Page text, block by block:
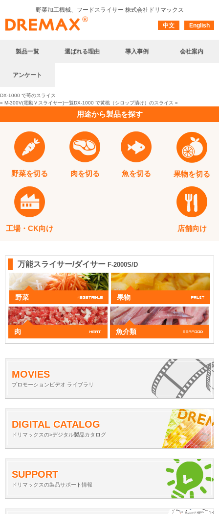
野菜加工機械、フードスライサー 株式会社ドリマックス
中文 English
製品一覧 選ばれる理由 導入事例 会社案内
アンケート
DX-1000 で苺のスライス
« M-300V(電動Ｖスライサー)一覧DX-1000 で黄桃（シロップ漬け）のスライス »
用途から製品を探す
野菜を切る 肉を切る 魚を切る 果物を切る
工場・CK向け 店舗向け
万能スライサー/ダイサー F-2000S/D
野菜 果物
肉 魚介類
MOVIES
プロモーションビデオ ライブラリ
DIGITAL CATALOG
ドリマックスの>デジタル製品カタログ
SUPPORT
ドリマックスの製品サポート情報